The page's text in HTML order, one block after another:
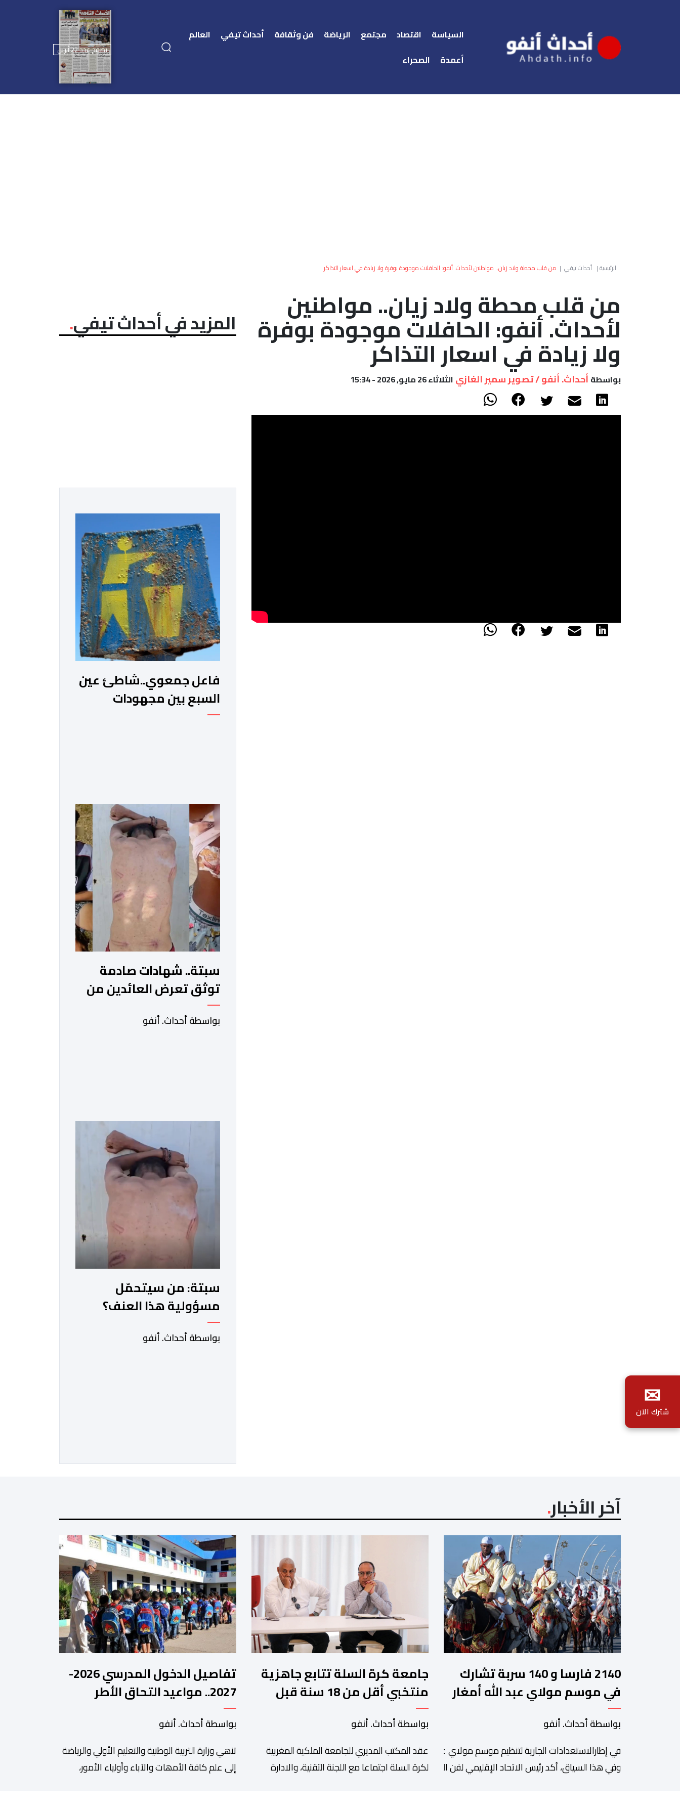
السياسة اقتصاد مجتمع الرياضة فن وثقافة أحداث تيفي
العالم
أعمدة
الصحراء
تصفح عدد 22 أبريل
الرئيسية| أحداث تيفي | من قلب محطة ولاد زيان.. مواطنين لأحداث. أنفو: الحافلات موجودة بوفرة ولا زيادة في اسعار التذاكر
من قلب محطة ولاد زيان.. مواطنين
لأحداث. أنفو: الحافلات موجودة بوفرة
ولا زيادة في اسعار التذاكر
بواسطة أحداث. أنفو / تصوير سمير الغازي الثلاثاء 26 مايو, 2026 - 15:34
المزيد في أحداث تيفي
فاعل جمعوي..شاطئ عين
السبع بين مجهودات
السلطات ووعي الزوار
سبتة.. شهادات صادمة
توثق تعرض العائدين من
الثغر المحتل لاعتداءات
جسيمة من قبل الحرس
بواسطة أحداث. أنفو
سبتة: من سيتحمّل
مسؤولية هذا العنف؟
بواسطة أحداث. أنفو
آخر الأخبار
2140 فارسا و 140 سربة تشارك
في موسم مولاي عبد الله أمغار
بواسطة أحداث. أنفو
في إطارالاستعدادات الجارية لتنظيم موسم مولاي عبد الله أمغار،تواصلت عملية إحصاء السربات المشاركة في واحدة من أبرزالتظاهرات التراثية بالمغرب، والتي تستقطب سنويا
وفي هذا السياق، أكد رئيس الاتحاد الإقليمي لفن التبوريدة،
جامعة كرة السلة تتابع جاهزية
منتخبي أقل من 18 سنة قبل
كأس إفريقيا
بواسطة أحداث. أنفو
عقد المكتب المديري للجامعة الملكية المغربية
لكرة السلة اجتماعا مع اللجنة التقنية، والادارة
تفاصيل الدخول المدرسي 2026-
2027.. مواعيد التحاق الأطر
والتلاميذ بالمؤسسات التعليمية
بواسطة أحداث. أنفو
تنھي وزارة التربیة الوطنیة والتعلیم الأولي والریاضة
إلى علم كافة الأمھات والآباء وأولیاء الأمور،
✉
شترك الآن